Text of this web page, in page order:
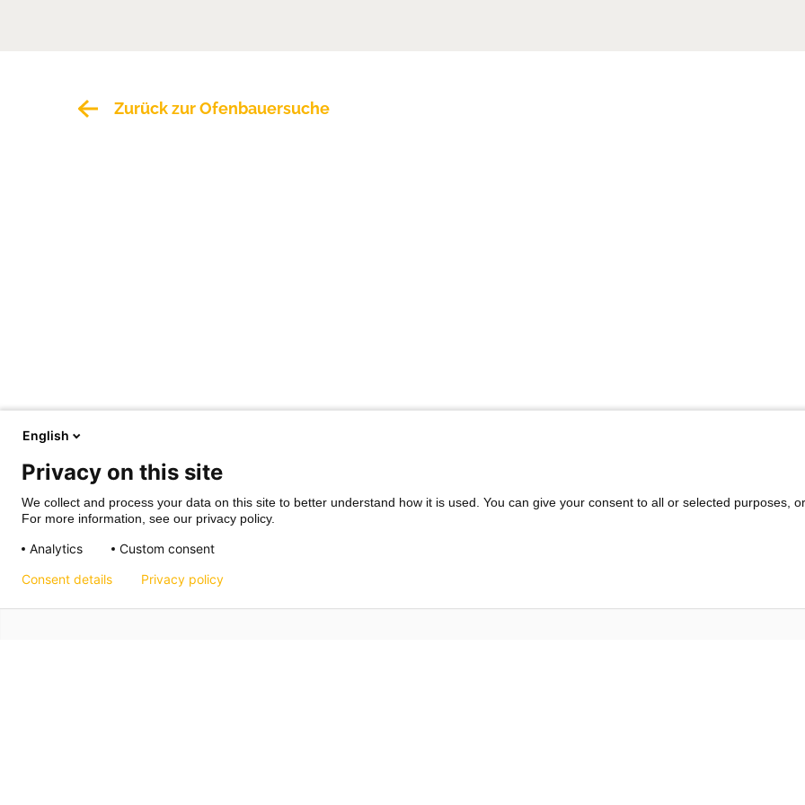
Zurück zur Ofenbauersuche
English
Privacy on this site
We collect and process your data on this site to better understand how it is used. You can give your consent to all or selected purposes,
For more information, see our privacy policy.
Analytics Custom consent
Consent details Privacy policy